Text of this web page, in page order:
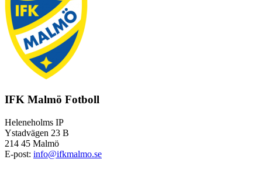
IFK Malmö Fotboll
Heleneholms IP
Ystadvägen 23 B
214 45 Malmö
E-post: info@ifkmalmo.se